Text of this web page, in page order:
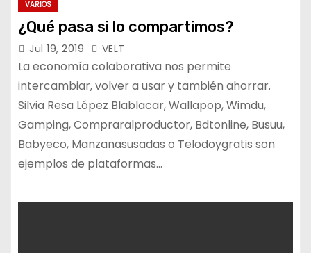
VARIOS
¿Qué pasa si lo compartimos?
Jul 19, 2019 VELT
La economía colaborativa nos permite
intercambiar, volver a usar y también ahorrar.
Silvia Resa López Blablacar, Wallapop, Wimdu,
Gamping, Compraralproductor, Bdtonline, Busuu,
Babyeco, Manzanasusadas o Telodoygratis son
ejemplos de plataformas…